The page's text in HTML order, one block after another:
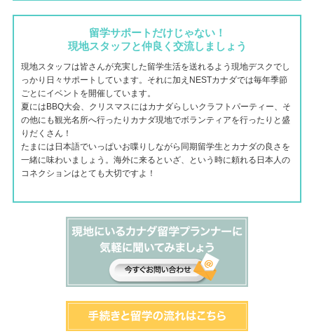
留学サポートだけじゃない！
現地スタッフと仲良く交流しましょう
現地スタッフは皆さんが充実した留学生活を送れるよう現地デスクでし
っかり日々サポートしています。それに加えNESTカナダでは毎年季節
ごとにイベントを開催しています。
夏にはBBQ大会、クリスマスにはカナダらしいクラフトパーティー、そ
の他にも観光名所へ行ったりカナダ現地でボランティアを行ったりと盛
りだくさん！
たまには日本語でいっぱいお喋りしながら同期留学生とカナダの良さを
一緒に味わいましょう。海外に来るといざ、という時に頼れる日本人の
コネクションはとても大切ですよ！